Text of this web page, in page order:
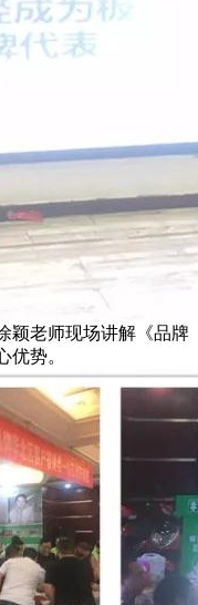
颖老师现场讲解《品牌
优势。